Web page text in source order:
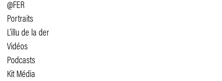
@FER
Portraits
L'illu de la der
Vidéos
Podcasts
Kit Média